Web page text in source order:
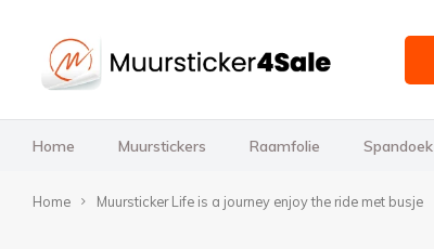
Home Muurstickers Raamfolie Spandoek
Home Muursticker Life is a journey enjoy the ride met busje